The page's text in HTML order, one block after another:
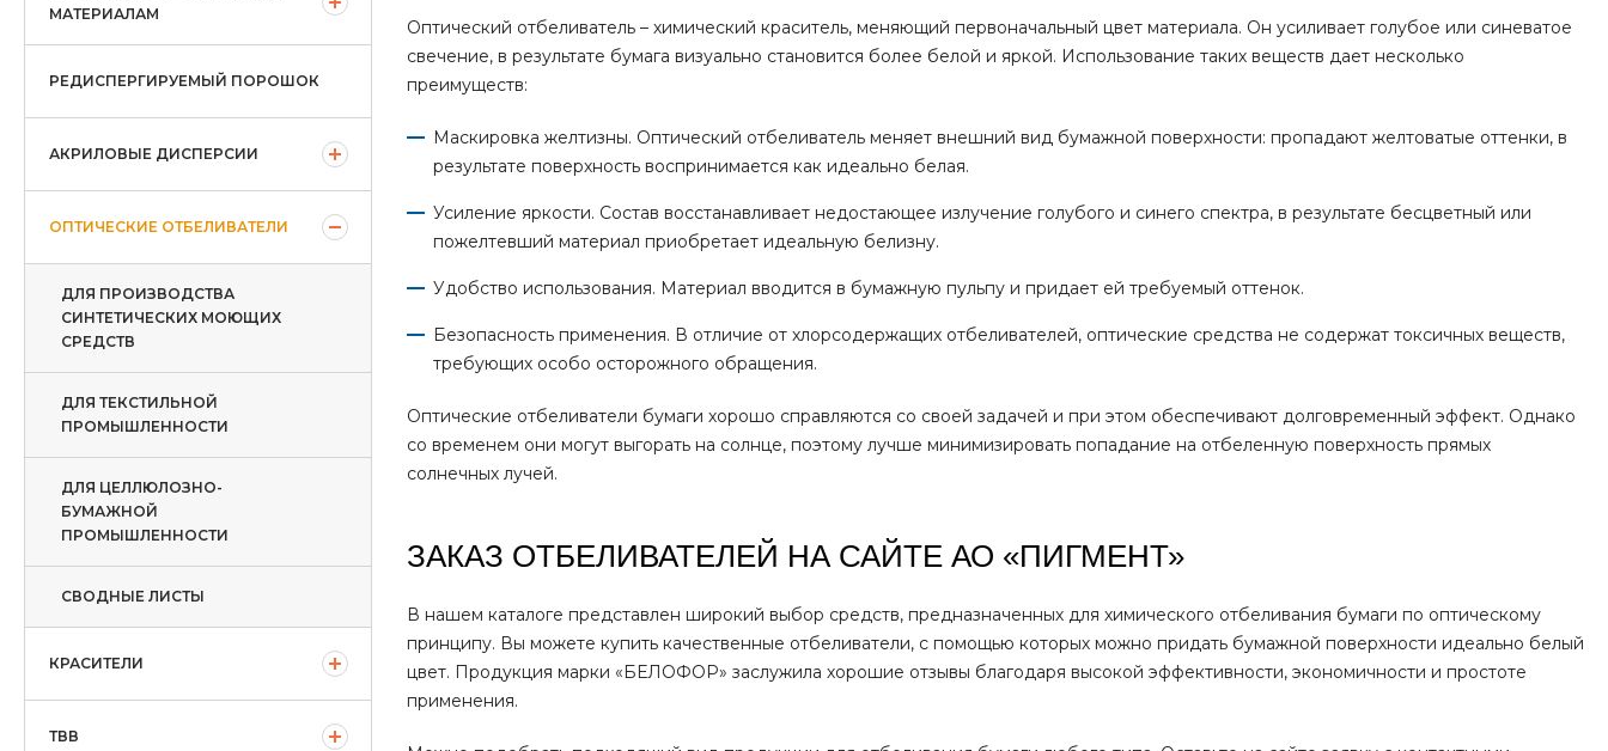
МАТЕРИАЛАМ
РЕДИСПЕРГИРУЕМЫЙ ПОРОШОК
АКРИЛОВЫЕ ДИСПЕРСИИ
ОПТИЧЕСКИЕ ОТБЕЛИВАТЕЛИ
ДЛЯ ПРОИЗВОДСТВА
СИНТЕТИЧЕСКИХ МОЮЩИХ
СРЕДСТВ
ДЛЯ ТЕКСТИЛЬНОЙ
ПРОМЫШЛЕННОСТИ
ДЛЯ ЦЕЛЛЮЛОЗНО-
БУМАЖНОЙ
ПРОМЫШЛЕННОСТИ
СВОДНЫЕ ЛИСТЫ
КРАСИТЕЛИ
ТВВ
Оптический отбеливатель – химический краситель, меняющий первоначальный цвет материала. Он усиливает голубое или синеватое
свечение, в результате бумага визуально становится более белой и яркой. Использование таких веществ дает несколько
преимуществ:
Маскировка желтизны. Оптический отбеливатель меняет внешний вид бумажной поверхности: пропадают желтоватые оттенки, в
результате поверхность воспринимается как идеально белая.
Усиление яркости. Состав восстанавливает недостающее излучение голубого и синего спектра, в результате бесцветный или
пожелтевший материал приобретает идеальную белизну.
Удобство использования. Материал вводится в бумажную пульпу и придает ей требуемый оттенок.
Безопасность применения. В отличие от хлорсодержащих отбеливателей, оптические средства не содержат токсичных веществ,
требующих особо осторожного обращения.
Оптические отбеливатели бумаги хорошо справляются со своей задачей и при этом обеспечивают долговременный эффект. Однако
со временем они могут выгорать на солнце, поэтому лучше минимизировать попадание на отбеленную поверхность прямых
солнечных лучей.
ЗАКАЗ ОТБЕЛИВАТЕЛЕЙ НА САЙТЕ АО «ПИГМЕНТ»
В нашем каталоге представлен широкий выбор средств, предназначенных для химического отбеливания бумаги по оптическому
принципу. Вы можете купить качественные отбеливатели, с помощью которых можно придать бумажной поверхности идеально белый
цвет. Продукция марки «БЕЛОФОР» заслужила хорошие отзывы благодаря высокой эффективности, экономичности и простоте
применения.